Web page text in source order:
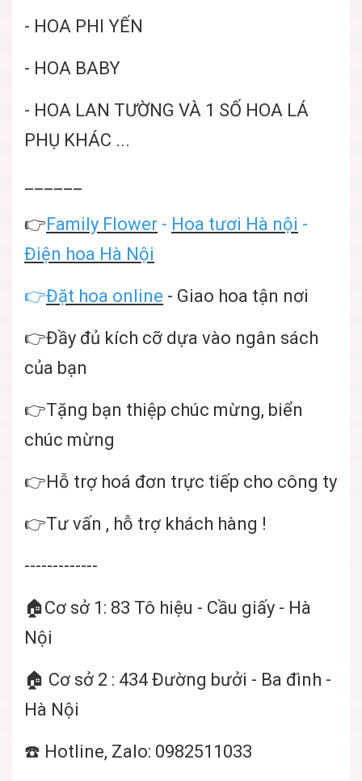
- HOA PHI YẾN
- HOA BABY
- HOA LAN TƯỜNG VÀ 1 SỐ HOA LÁ
PHỤ KHÁC ...
👉Family Flower - Hoa tươi Hà nội -
Điện hoa Hà Nội
👉Đặt hoa online - Giao hoa tận nơi
👉Đầy đủ kích cỡ dựa vào ngân sách
của bạn
👉Tặng bạn thiệp chúc mừng, biển
chúc mừng
👉Hỗ trợ hoá đơn trực tiếp cho công ty
👉Tư vấn , hỗ trợ khách hàng !
-------------
🏠Cơ sở 1: 83 Tô hiệu - Cầu giấy - Hà
Nội
🏠 Cơ sở 2 : 434 Đường bưởi - Ba đình -
Hà Nội
☎️ Hotline, Zalo: 0982511033